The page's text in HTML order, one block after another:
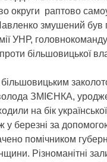
округи раптово
змушений був
УНР,
більшовицької
ЗМІЄНКА,
на бік
березні за
помічником
Різноманітні